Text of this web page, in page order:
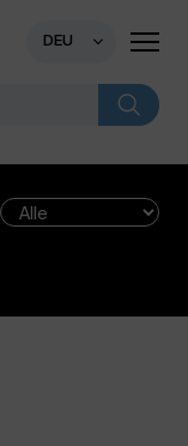
DEU